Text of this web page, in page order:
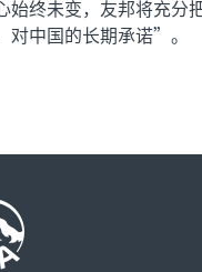
始终未变，友邦将充
对中国的长期承诺”。